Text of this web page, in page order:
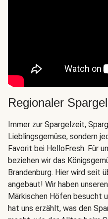
Regionaler
Immer zur Spargelzeit,
Lieblingsgemüse, sondern
Favorit bei HelloFresh. Für
beziehen wir das
Brandenburg. Hier wird seit
angebaut! Wir haben
Märkischen Höfen besucht
hat uns erzählt, was den